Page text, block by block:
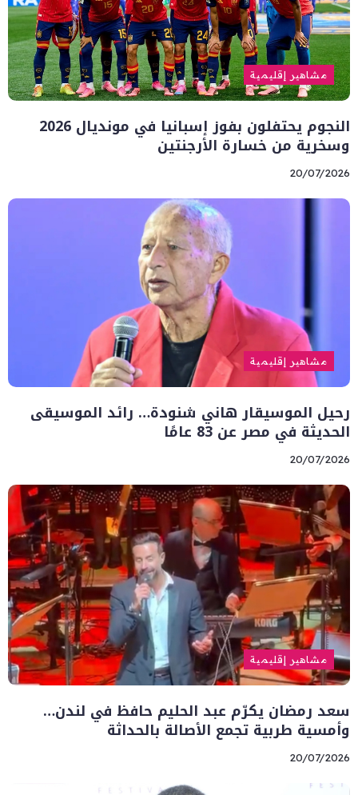
مشاهير إقليمية
النجوم يحتفلون بفوز إسبانيا في مونديال 2026
وسخرية من خسارة الأرجنتين
20/07/2026
مشاهير إقليمية
رحيل الموسيقار هاني شنودة… رائد الموسيقى
الحديثة في مصر عن 83 عامًا
20/07/2026
مشاهير إقليمية
سعد رمضان يكرّم عبد الحليم حافظ في لندن…
وأمسية طربية تجمع الأصالة بالحداثة
20/07/2026